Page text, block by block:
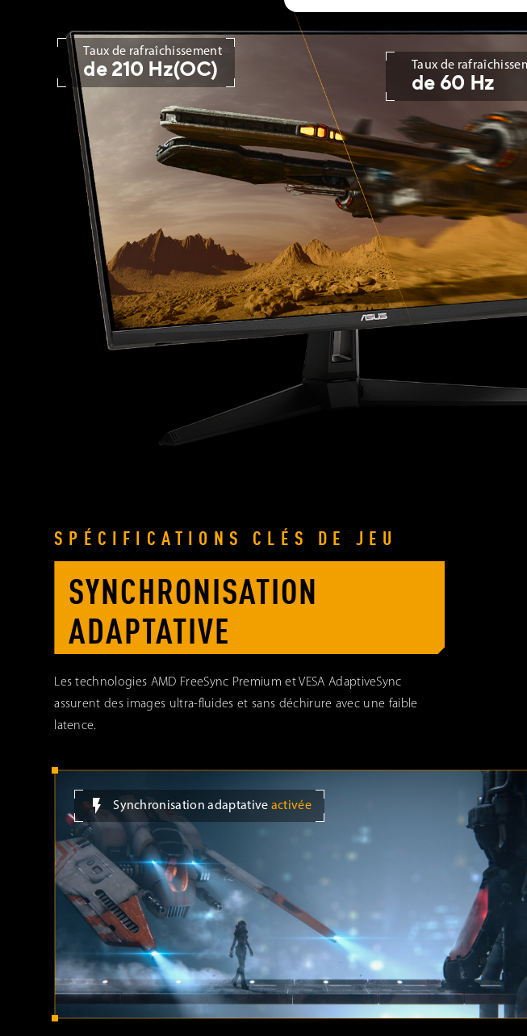
Taux de rafraîchissement
de 210 Hz(OC) Taux de
de 60 Hz
SPÉCIFICATIONS CLÉS DE JEU
SYNCHRONISATION
ADAPTATIVE
Les technologies AMD FreeSync Premium et VESA AdaptiveSync
assurent des images ultra-fluides et sans déchirure avec une faible
latence.
Synchronisation adaptative activée